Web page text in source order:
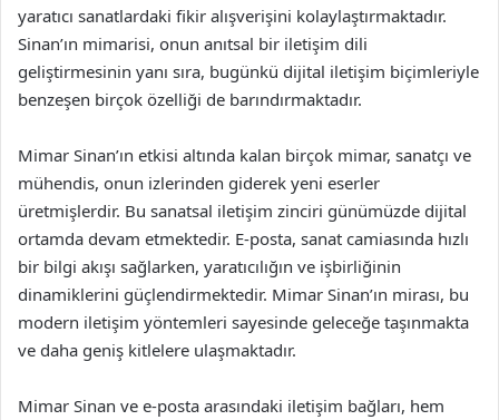
yaratıcı sanatlardaki fikir alışverişini kolaylaştırmaktadır.
Sinan’ın mimarisi, onun anıtsal bir iletişim dili
geliştirmesinin yanı sıra, bugünkü dijital iletişim biçimleriyle
benzeşen birçok özelliği de barındırmaktadır.
Mimar Sinan’ın etkisi altında kalan birçok mimar, sanatçı ve
mühendis, onun izlerinden giderek yeni eserler
üretmişlerdir. Bu sanatsal iletişim zinciri günümüzde dijital
ortamda devam etmektedir. E-posta, sanat camiasında hızlı
bir bilgi akışı sağlarken, yaratıcılığın ve işbirliğinin
dinamiklerini güçlendirmektedir. Mimar Sinan’ın mirası, bu
modern iletişim yöntemleri sayesinde geleceğe taşınmakta
ve daha geniş kitlelere ulaşmaktadır.
Mimar Sinan ve e-posta arasındaki iletişim bağları, hem